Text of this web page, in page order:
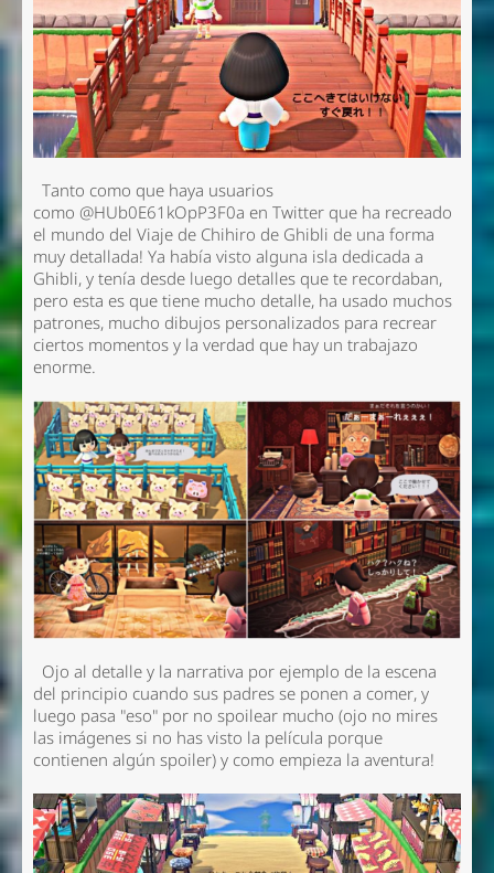
Tanto como que haya usuarios
como @HUb0E61kOpP3F0a en Twitter que ha recreado
el mundo del Viaje de Chihiro de Ghibli de una forma
muy detallada! Ya había visto alguna isla dedicada a
Ghibli, y tenía desde luego detalles que te recordaban,
pero esta es que tiene mucho detalle, ha usado muchos
patrones, mucho dibujos personalizados para recrear
ciertos momentos y la verdad que hay un trabajazo
enorme.
Ojo al detalle y la narrativa por ejemplo de la escena
del principio cuando sus padres se ponen a comer, y
luego pasa "eso" por no spoilear mucho (ojo no mires
las imágenes si no has visto la película porque
contienen algún spoiler)y como empieza la aventura!